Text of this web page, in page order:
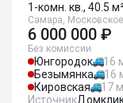
1-комн. кв., 40.5
Самара,
6 000 000 ₽
Без комиссии
Юнгородок
16
Безымянка
16
Кировская
17
Источник